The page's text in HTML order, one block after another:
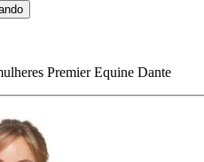
Premier Equine Dante